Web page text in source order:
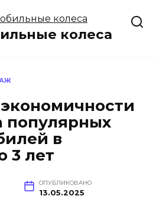
колеса
популярных
в
3 лет
ОПУБЛИКОВАНО
13.05.2025